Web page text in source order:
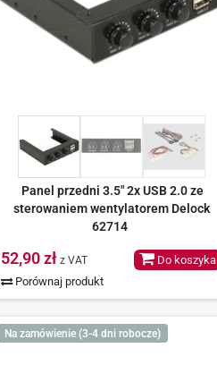
Panel przedni 3.5" 2x USB 2.0 ze
sterowaniem wentylatorem Delock
62714
52,90 zł z VAT
Porównaj produkt
Do koszyka
Na zamówienie (3-4 dni robocze)